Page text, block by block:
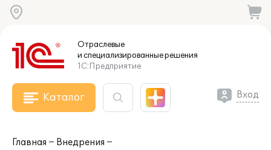
Отраслевые
и специализированныерешения
1С:Предприятие
Каталог Вход
Главная
Внедрения